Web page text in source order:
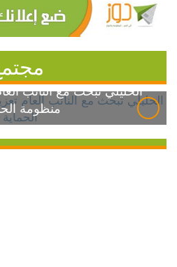
الخليلي تبحث مع النائب
منظومة